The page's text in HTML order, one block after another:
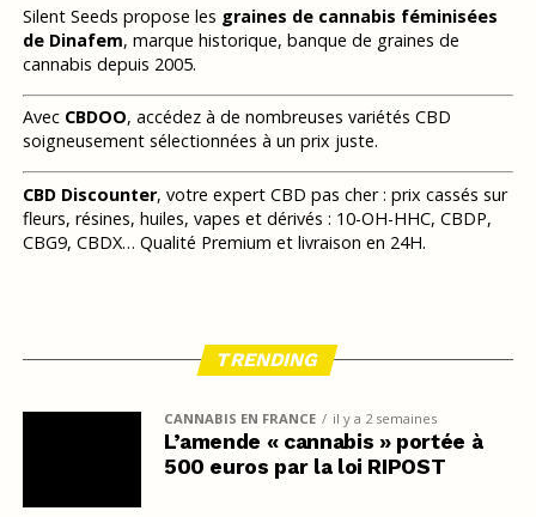
Silent Seeds propose les graines de cannabis féminisées
de Dinafem, marque historique, banque de graines de
cannabis depuis 2005.
Avec CBDOO, accédez à de nombreuses variétés CBD
soigneusement sélectionnées à un prix juste.
CBD Discounter, votre expert CBD pas cher : prix cassés sur
fleurs, résines, huiles, vapes et dérivés : 10-OH-HHC, CBDP,
CBG9, CBDX… Qualité Premium et livraison en 24H.
TRENDING
CANNABIS EN FRANCE il y a 2 semaines
L’amende « cannabis » portée à
500 euros par la loi RIPOST